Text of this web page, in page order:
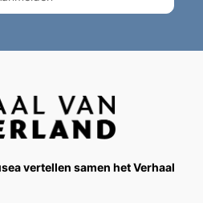
vertellen samen het Verhaal